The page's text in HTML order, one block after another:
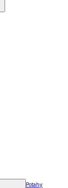
Potahy